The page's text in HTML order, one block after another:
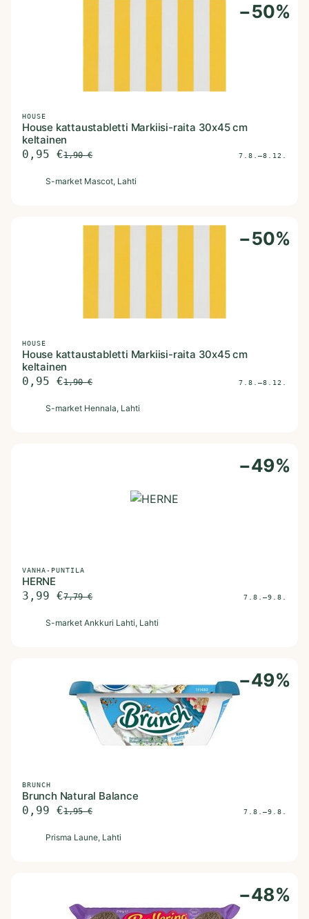
−50%
HOUSE
House kattaustabletti Markiisi-raita 30x45 cm
keltainen
0,95 €1,90€ 7.8.–8.12.
S-market Mascot, Lahti
−50%
HOUSE
House kattaustabletti Markiisi-raita 30x45 cm
keltainen
0,95 €1,90€ 7.8.–8.12.
S-market Hennala, Lahti
−49%
VANHA-PUNTILA
HERNE
3,99 €7,79€ 7.8.–9.8.
S-market Ankkuri Lahti, Lahti
−49%
BRUNCH
Brunch Natural Balance
0,99 €1,95€ 7.8.–9.8.
Prisma Laune, Lahti
−48%